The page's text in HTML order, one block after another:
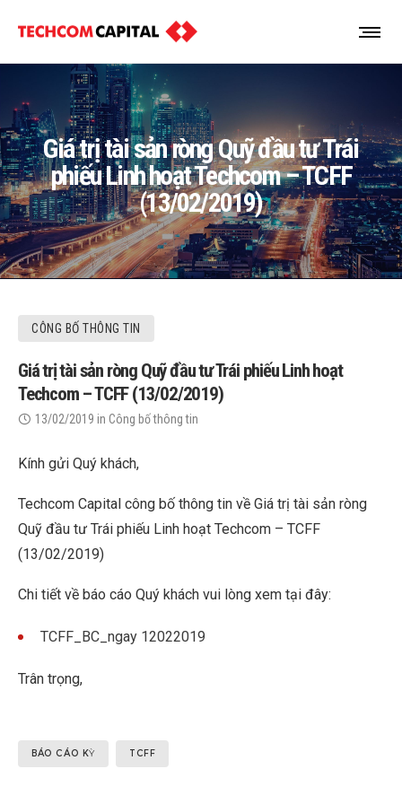
Giá trị tài sản ròng Quỹ đầu tư Trái
phiếu Linh hoạt Techcom – TCFF
(13/02/2019)
CÔNG BỐ THÔNG TIN
Giá trị tài sản ròng Quỹ đầu tư Trái phiếu Linh hoạt
Techcom – TCFF (13/02/2019)
13/02/2019 in Công bố thông tin
Kính gửi Quý khách,
Techcom Capital công bố thông tin về Giá trị tài sản ròng
Quỹ đầu tư Trái phiếu Linh hoạt Techcom – TCFF
(13/02/2019)
Chi tiết về báo cáo Quý khách vui lòng xem tại đây:
TCFF_BC_ngay 12022019
Trân trọng,
BÁO CÁO KỲ TCFF